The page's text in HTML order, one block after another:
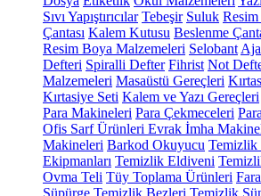
Sıvı Yapıştırıcılar Tebeşir Suluk Resim
Çantası Kalem Kutusu Beslenme
Resim Boya Malzemeleri Selobant
Defteri Spiralli Defter Fihrist Not
Malzemeleri Masaüstü Gereçleri
Kırtasiye Seti Kalem ve Yazı Gereçleri
Para Makineleri Para Çekmeceleri
Ofis Sarf Ürünleri Evrak İmha
Makineleri Barkod Okuyucu Temizlik
Ekipmanları Temizlik Eldiveni
Ovma Teli Tüy Toplama Ürünleri
Süpürge Temizlik Bezleri Temizlik